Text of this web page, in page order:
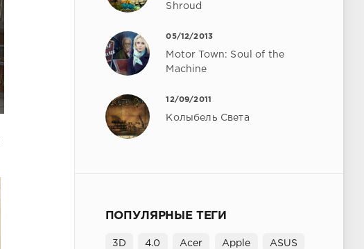
Shroud
05/12/2013
Motor Town: Soul of the
Machine
12/09/2011
Колыбель Света
ПОПУЛЯРНЫЕ ТЕГИ
3D 4.0 Acer Apple ASUS